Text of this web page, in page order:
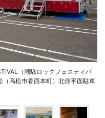
（潮騒ロックフェスティバ
高松市香西本町）北側平面駐車